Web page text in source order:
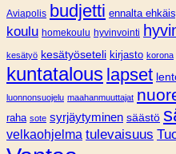
Aviapolis budjetti ennalta
koulu homekoulu hyvinvointi
kesätyö kesätyöseteli kirjasto korona
kuntatalous lapset
luonnonsuojelu maahanmuuttajat
raha sote syrjäytyminen säästö
velkaohjelma tulevaisuus